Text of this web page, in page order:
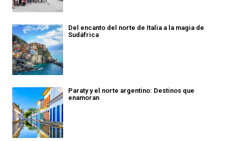
Del encanto del norte de Italia a la magia de
Sudáfrica
Paraty y el norte argentino: Destinos que
enamoran